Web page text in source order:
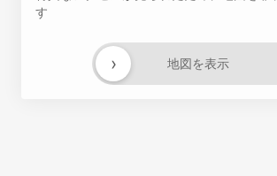
す
地図を表示
›